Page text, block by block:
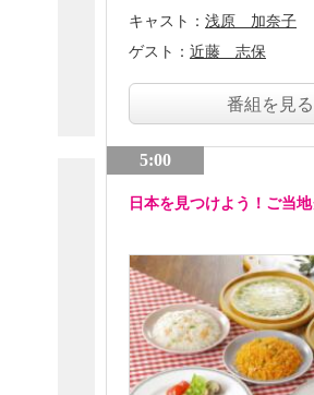
キャスト： 浅原 加奈子
ゲスト： 近藤 志保
番組を見る
5:00
日本を見つけよう！ご当